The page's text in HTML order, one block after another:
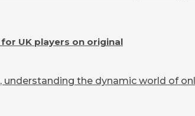
UK players on original
the dynamic world of